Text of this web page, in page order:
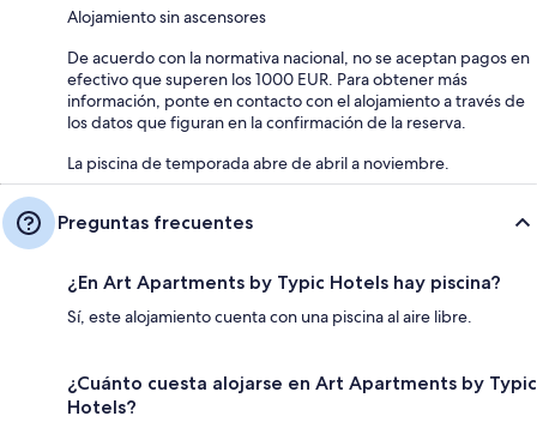
Alojamiento sin ascensores
De acuerdo con la normativa nacional, no se aceptan pagos en
efectivo que superen los 1000 EUR. Para obtener más
información, ponte en contacto con el alojamiento a través de
los datos que figuran en la confirmación de la reserva.
La piscina de temporada abre de abril a noviembre.
Preguntas frecuentes
¿En Art Apartments by Typic Hotels hay piscina?
Sí, este alojamiento cuenta con una piscina al aire libre.
¿Cuánto cuesta alojarse en Art Apartments by Typic
Hotels?